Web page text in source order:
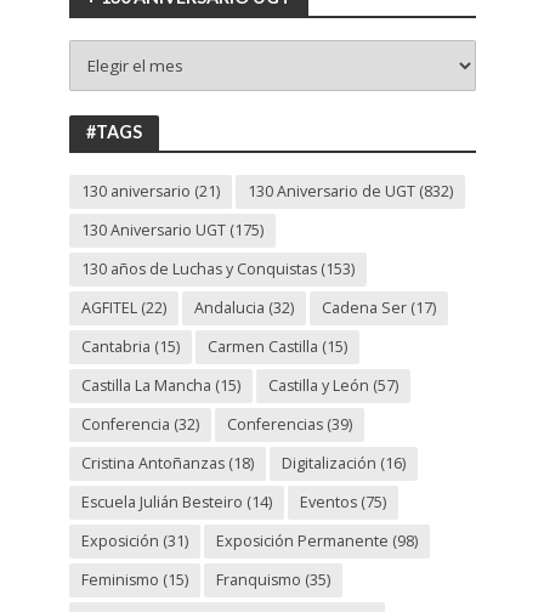
130
ANIVERSARIO
UGT
#TAGS
130 aniversario (21) 130 Aniversario de UGT(832)
130 Aniversario UGT(175)
130 años de Luchas y Conquistas(153)
AGFITEL(22) Andalucia (32) Cadena Ser(17)
Cantabria (15) Carmen Castilla (15)
Castilla La Mancha (15) Castilla y León (57)
Conferencia (32) Conferencias(39)
Cristina Antoñanzas(18) Digitalización (16)
Escuela Julián Besteiro (14) Eventos(75)
Exposición (31) Exposición Permanente (98)
Feminismo (15) Franquismo (35)